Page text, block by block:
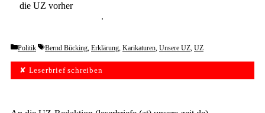
die UZ vorher
.
Categories
Politik Tags
Bernd Bücking, Erklärung, Karikaturen, Unsere UZ, UZ
✘ Leserbrief schreiben